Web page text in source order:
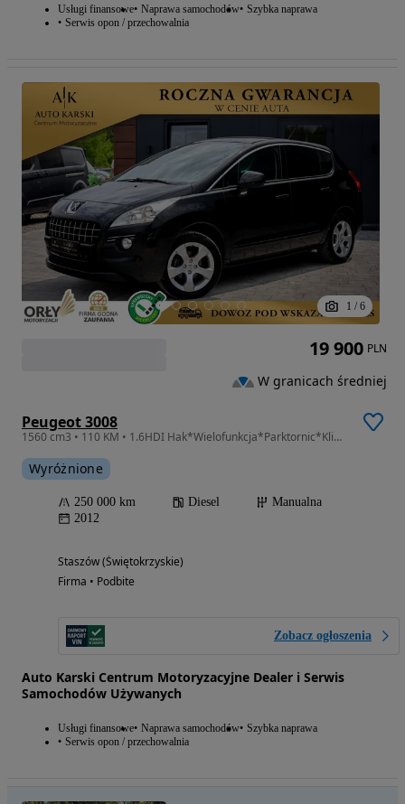
Usługi finansowe Naprawa samochodów Szybka naprawa
Serwis opon / przechowalnia
1 / 6
Peugeot 3008
1560 cm3 • 110 KM • 1.6HDI Hak*Wielofunkcja*Parktornic*Klimatronic*Bluetooth*Alufelga
Wyróżnione
250 000 km Diesel
Manualna
2012
Staszów (Świętokrzyskie)
Firma • Podbite
Zobacz ogłoszenia
Auto Karski Centrum Motoryzacyjne Dealer i Serwis
Samochodów Używanych
Usługi finansowe Naprawa samochodów Szybka naprawa
Serwis opon / przechowalnia
19 900 PLN
W granicach średniej